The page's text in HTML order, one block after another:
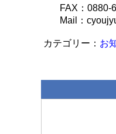
FAX：0880-
Mail：
お